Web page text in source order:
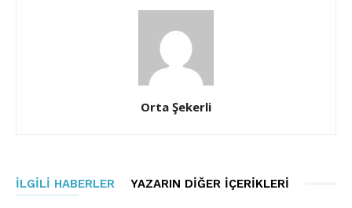
Orta Şekerli
İLGILI HABERLER YAZARIN DIĞER İÇERIKLERI